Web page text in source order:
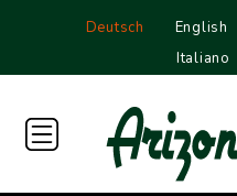
Deutsch English
Italiano